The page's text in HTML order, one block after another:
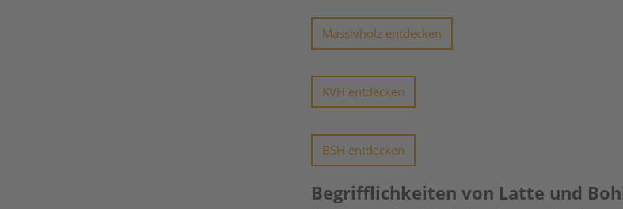
Massivholz entdecken
KVH entdecken
BSH entdecken
Begrifflichkeiten von Latte und